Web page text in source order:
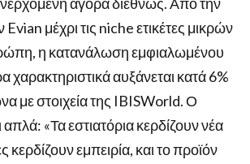
μέχρι τις niche ετικέτες μικρών
η κατανάλωση εμφιαλωμένου
χαρακτηριστικά αυξάνεται κατά 6%
με στοιχεία της IBISWorld. Ο
«Τα εστιατόρια κερδίζουν νέα
κερδίζουν εμπειρία, και το προϊόν